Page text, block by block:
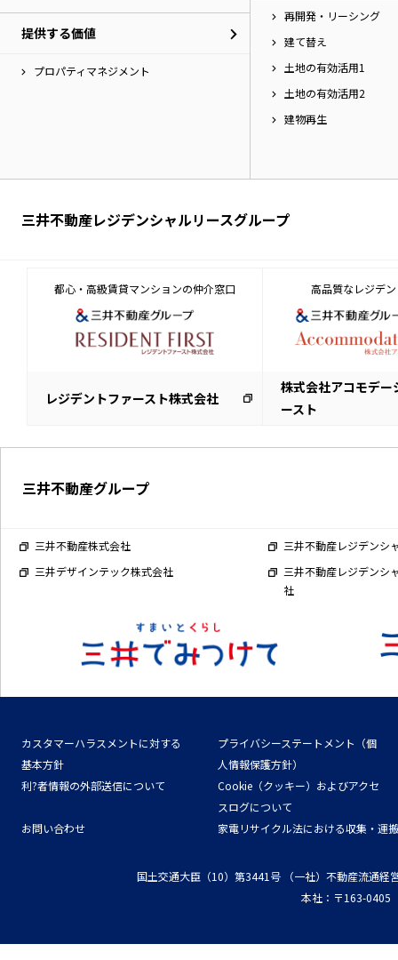
提供する価値
プロパティマネジメント
再開発・リーシング
建て替え
土地の有効活用1
土地の有効活用2
建物再生
三井不動産レジデンシャルリースグループ
都心・高級賃貸マンションの仲介窓口
レジデントファースト株式会社
高品質なレジデ
株式会社アコモデー
ースト
三井不動産グループ
三井不動産株式会社
三井不動産レジデンシ
三井デザインテック株式会社
三井不動産レジデンシ
社
カスタマーハラスメントに対する
基本方針
プライバシーステートメント（個
人情報保護方針）
利?者情報の外部送信について
Cookie（クッキー）およびアクセ
スログについて
お問い合わせ
家電リサイクル法における収集・運
国土交通大臣（10）第3441号
（一社）不動産流通経
本社：〒163-